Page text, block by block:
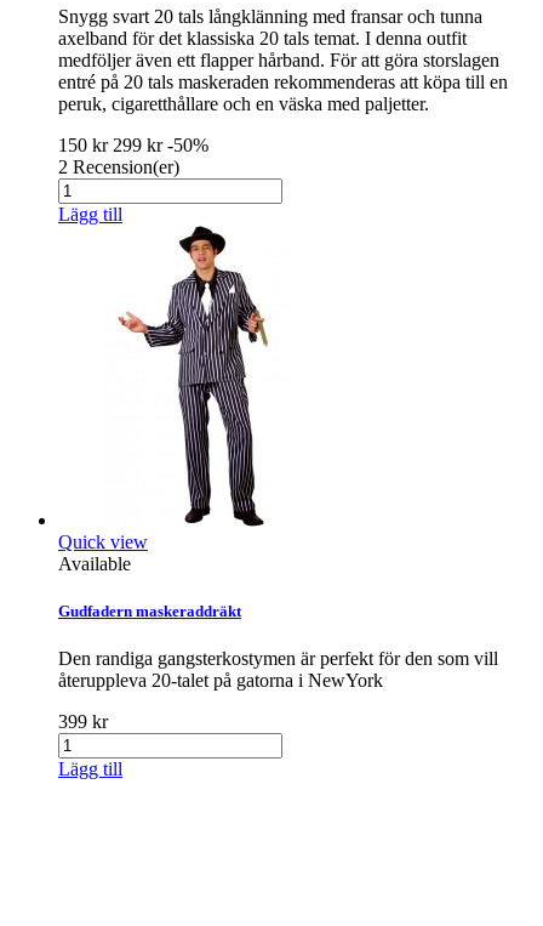
Snygg svart 20 tals långklänning med fransar och tunna
axelband för det klassiska 20 tals temat. I denna outfit
medföljer även ett flapper hårband. För att göra storslagen
entré på 20 tals maskeraden rekommenderas att köpa till en
peruk, cigaretthållare och en väska med paljetter.
150 kr 299 kr-50%
2 Recension(er)
Lägg till
Quick view
Available
Gudfadern maskeraddräkt
Den randiga gangsterkostymen är perfekt för den som vill
återuppleva 20-talet på gatorna i NewYork
399 kr
Lägg till